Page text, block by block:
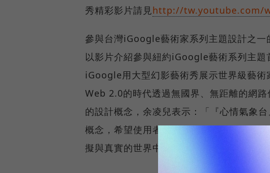
秀精彩影片請見http://tw.youtube.com/
參與台灣iGoogle藝術家系列主題設計之
以影片介紹參與紐約iGoogle藝術系列主題
iGoogle用大型幻影藝術秀展示世界級藝
Web 2.0的時代透過無國界、無距離的網
的設計概念，余凌兒表示：「『心情氣象
概念，希望使用者能透過這組會隨著自然
擬與真實的世界中搭起相互呼應的橋樑。」